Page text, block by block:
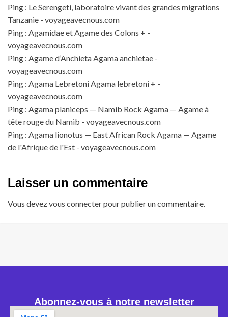
Ping : Le Serengeti, laboratoire vivant des grandes migrations
Tanzanie - voyageavecnous.com
Ping : Agamidae et Agame des Colons + -
voyageavecnous.com
Ping : Agame d’Anchieta Agama anchietae -
voyageavecnous.com
Ping : Agama Lebretoni Agama lebretoni + -
voyageavecnous.com
Ping : Agama planiceps — Namib Rock Agama — Agame à
tête rouge du Namib - voyageavecnous.com
Ping : Agama lionotus — East African Rock Agama — Agame
de l'Afrique de l'Est - voyageavecnous.com
Laisser un commentaire
Vous devezvous connecterpour publier un commentaire.
Abonnez-vous à notre newsletter